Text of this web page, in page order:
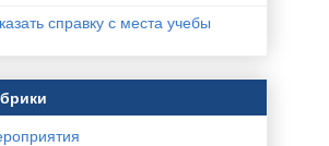
справку с места учебы